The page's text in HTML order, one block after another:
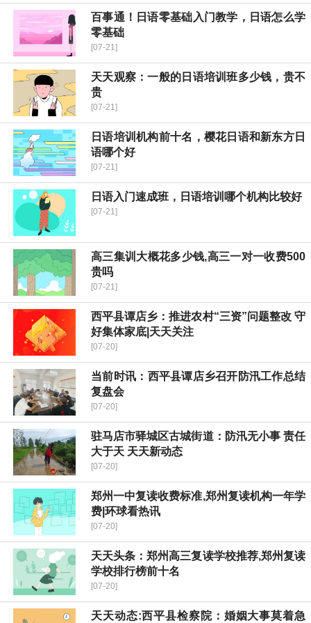
百事通！日语零基础入门教学，日语怎么学
零基础
[07-21]
天天观察：一般的日语培训班多少钱，贵不
贵
[07-21]
日语培训机构前十名，樱花日语和新东方日
语哪个好
[07-21]
日语入门速成班，日语培训哪个机构比较好
[07-21]
高三集训大概花多少钱,高三一对一收费500
贵吗
[07-21]
西平县谭店乡：推进农村“三资”问题整改 守
好集体家底|天天关注
[07-20]
当前时讯：​西平县谭店乡召开防汛工作总结
复盘会
[07-20]
驻马店市驿城区古城街道：防汛无小事 责任
大于天 天天新动态
[07-20]
郑州一中复读收费标准,郑州复读机构一年学
费|环球看热讯
[07-20]
天天头条：郑州高三复读学校推荐,郑州复读
学校排行榜前十名
[07-20]
天天动态:​西平县检察院：婚姻大事莫着急